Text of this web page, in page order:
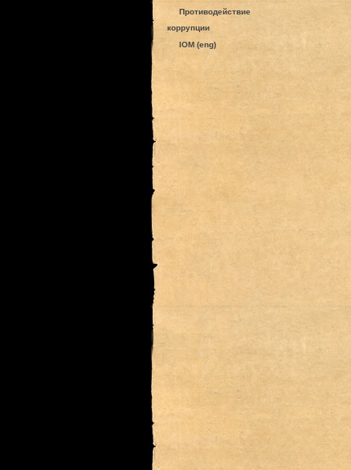
Противодействие
коррупции
IOM (eng)